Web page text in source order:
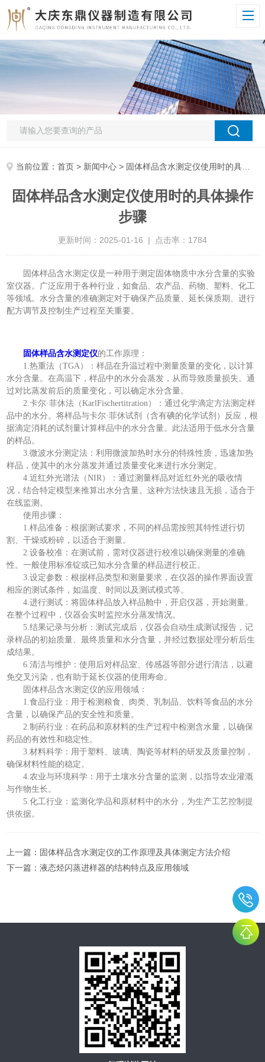
当前位置：首页 > 新闻中心 > 固体样品含水测定仪使用时的具体操作步骤
固体样品含水测定仪使用时的具体操作
步骤
更新时间：2025-01-16 | 点击率：1784
固体样品含水测定仪是一种用于测定固体物质中水分含量的实验
室仪器。广泛应用于各种行业，如食品、农产品、药物、塑料、化工
等领域。水分含量的准确测定对于确保产品质量、延长保质期、进行
配方调节及控制生产过程至关重要。
固体样品含水测定仪的工作原理：
1.热重法（TGA）：样品在升温过程中测量质量的变化，以计算
水分含量。在高温下，样品中的水分会蒸发，从而导致质量损失。通
过对比蒸发前后的质量变化，可以确定水分含量。
2.卡尔·菲休法（KarlFischertitration）：通过化学滴定方法测定样
品中的水分。将样品与卡尔·菲休试剂（含有碘的化学试剂）反应，根
据滴定消耗的试剂量计算样品中的水分含量。此法适用于低水分含量
的样品。
3.微波水分测定法：利用微波加热时水分的特殊性质，迅速加热
样品，使其中的水分蒸发并通过质量变化来进行水分测定。
4.近红外光谱法（NIR）：通过测量样品对近红外光的吸收情
况，结合特定模型来推算出水分含量。这种方法快速且无损，适合于
在线监测。
使用步骤：
1.样品准备：根据测试要求，不同的样品需按照其特性进行切
割、干燥或粉碎，以适合于测量。
2.设备校准：在测试前，需对仪器进行校准以确保测量的准确
性。一般使用标准锭或已知水分含量的样品进行校正。
3.设定参数：根据样品类型和测量要求，在仪器的操作界面设置
相应的测试条件，如温度、时间以及测试模式等。
4.进行测试：将固体样品放入样品舱中，开启仪器，开始测量。
在整个过程中，仪器会实时监控水分蒸发情况。
5.结果记录与分析：测试完成后，仪器会自动生成测试报告，记
录样品的初始质量、最终质量和水分含量，并经过数据处理分析后生
成结果。
6.清洁与维护：使用后对样品室、传感器等部分进行清洁，以避
免交叉污染，也有助于延长仪器的使用寿命。
固体样品含水测定仪的应用领域：
1.食品行业：用于检测粮食、肉类、乳制品、饮料等食品的水分
含量，以确保产品的安全性和质量。
2.制药行业：在药品和原材料的生产过程中检测含水量，以确保
药品的有效性和稳定性。
3.材料科学：用于塑料、玻璃、陶瓷等材料的研发及质量控制，
确保材料性能的稳定。
4.农业与环境科学：用于土壤水分含量的监测，以指导农业灌溉
与作物生长。
5.化工行业：监测化学品和原材料中的水分，为生产工艺控制提
供依据。
上一篇： 固体样品含水测定仪的工作原理及具体测定方法介绍
下一篇：液态烃闪蒸进样器的结构特点及应用领域